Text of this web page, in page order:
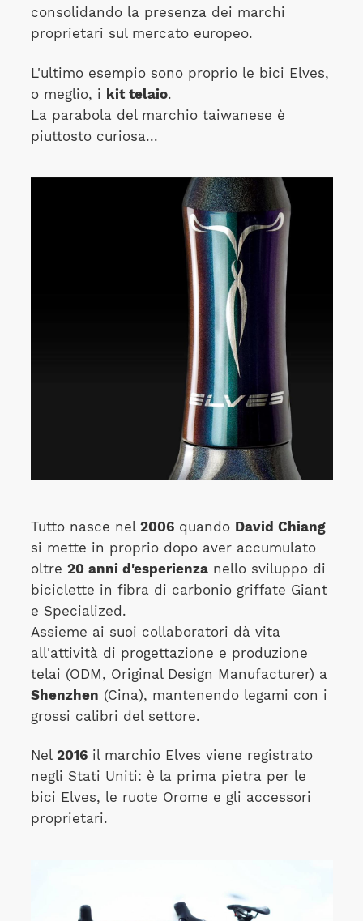
consolidando la presenza dei marchi
proprietari sul mercato europeo.
L'ultimo esempio sono proprio le bici Elves,
o meglio, i kit telaio.
La parabola del marchio taiwanese è
piuttosto curiosa...
Tutto nasce nel 2006quando David Chiang
si mette in proprio dopo aver accumulato
oltre 20 anni d'esperienzanello sviluppo di
biciclette in fibra di carbonio griffate Giant
e Specialized.
Assieme ai suoi collaboratori dà vita
all'attività di progettazione e produzione
telai (ODM, Original Design Manufacturer) a
Shenzhen (Cina), mantenendo legami con i
grossi calibri del settore.
Nel 2016il marchio Elves viene registrato
negli Stati Uniti: è la prima pietra per le
bici Elves, le ruote Orome e gli accessori
proprietari.